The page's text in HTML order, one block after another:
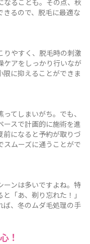
るので、脱毛に最適な
りやすく、脱毛時の刺激
ケアをしっかり行いなが
限に抑えることができま
てしまいがち。でも、
ースで計画的に施術を進
前になると予約が取りづ
スムーズに通うことがで
ーンは多いですよね。特
「あ、剃り忘れた！」
ば、冬のムダ毛処理の手
！